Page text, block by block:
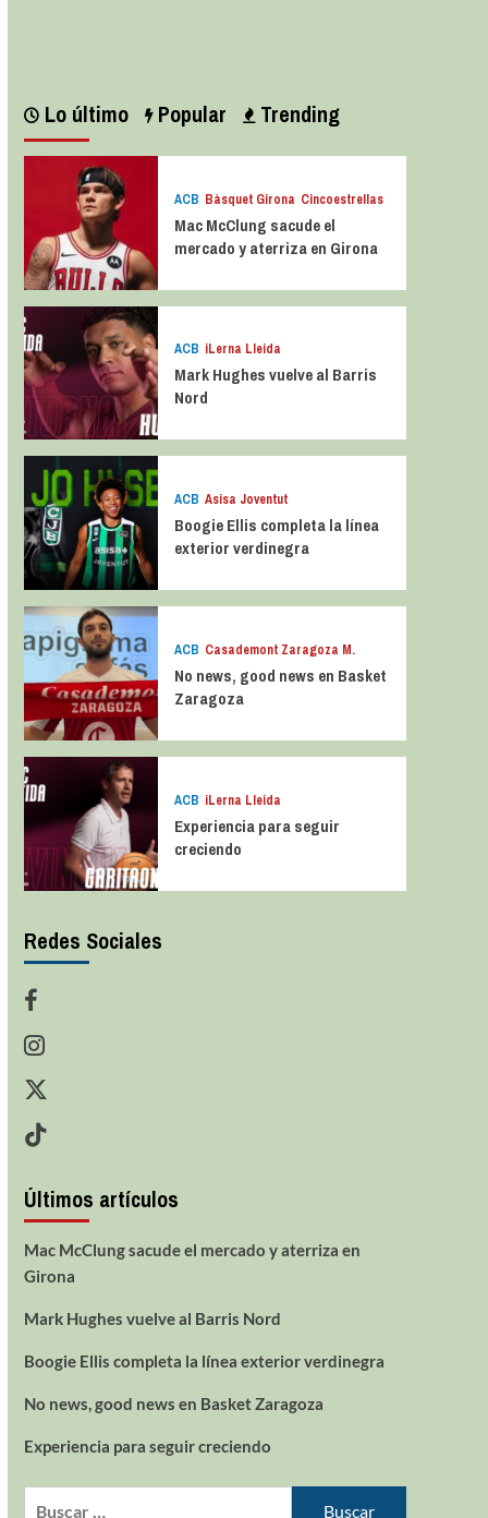
Lo último Popular Trending
ACB Bàsquet Girona Cincoestrellas
Mac McClung sacude el
mercado y aterriza en Girona
ACB iLerna Lleida
Mark Hughes vuelve al Barris
Nord
ACB Asisa Joventut
Boogie Ellis completa la línea
exterior verdinegra
ACB Casademont Zaragoza M.
No news, good news en Basket
Zaragoza
ACB iLerna Lleida
Experiencia para seguir
creciendo
Redes Sociales
Últimos artículos
Mac McClung sacude el mercado y aterriza en
Girona
Mark Hughes vuelve al Barris Nord
Boogie Ellis completa la línea exterior verdinegra
No news, good news en Basket Zaragoza
Experiencia para seguir creciendo